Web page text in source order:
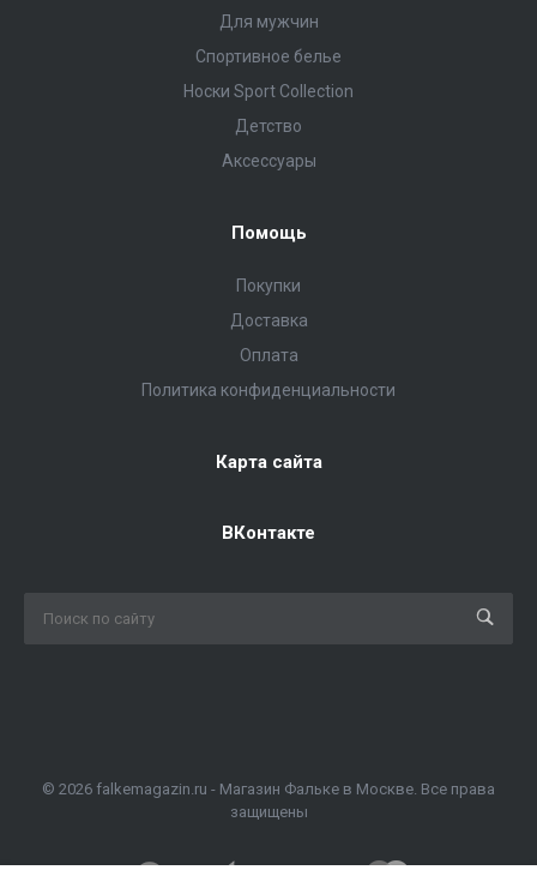
Для мужчин
Спортивное белье
Носки Sport Collection
Детство
Аксессуары
Помощь
Покупки
Доставка
Оплата
Политика конфиденциальности
Карта сайта
ВКонтакте
© 2026 falkemagazin.ru - Магазин Фальке в Москве. Все права
защищены